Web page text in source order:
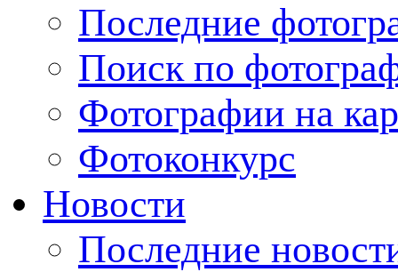
Последние
Поиск по
Фотографии на
Фотоконкурс
Новости
Последние